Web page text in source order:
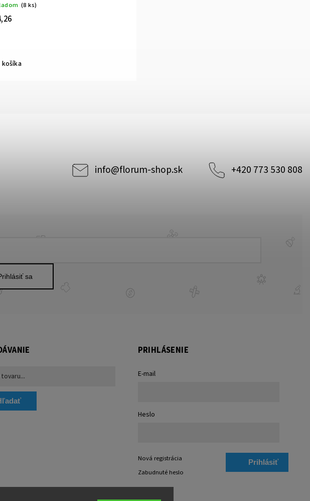
(8 ks)
košíka
info@florum-shop.sk +420 773 530 808
sa
PRIHLÁSENIE
E-mail
Heslo
Prihlásiť
Nová registrácia
Zabudnuté heslo